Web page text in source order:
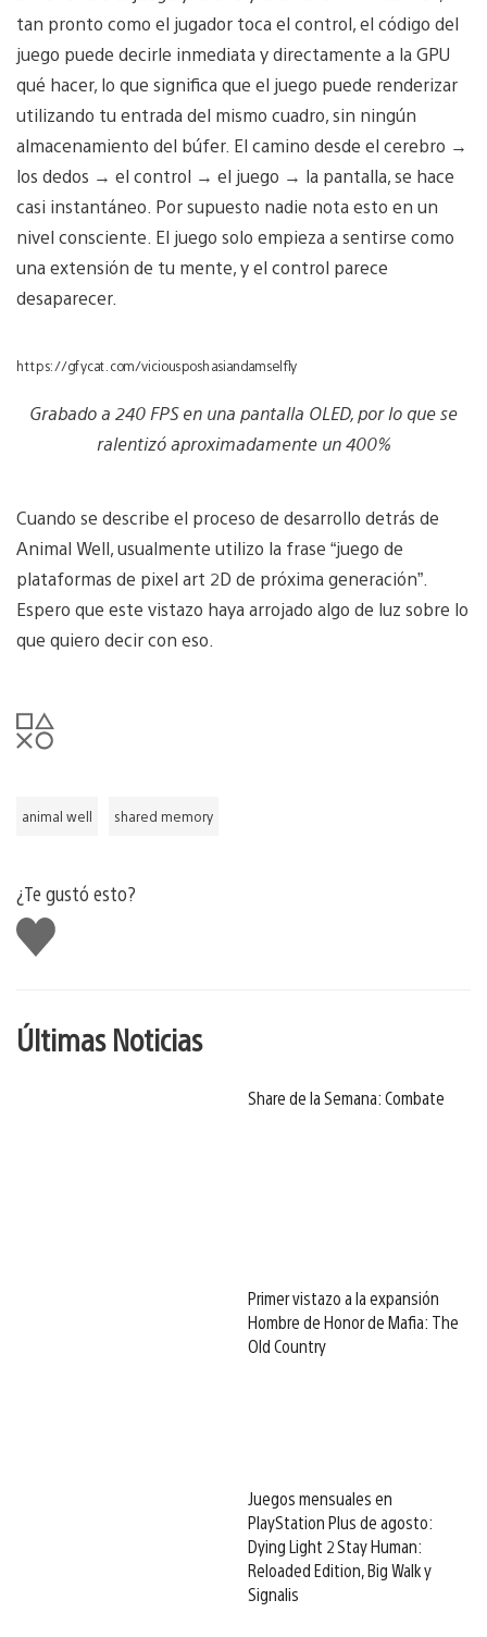
tan pronto como el jugador toca el control, el código del
juego puede decirle inmediata y directamente a la GPU
qué hacer, lo que significa que el juego puede renderizar
utilizando tu entrada del mismo cuadro, sin ningún
almacenamiento del búfer. El camino desde el cerebro →
los dedos → el control → el juego → la pantalla, se hace
casi instantáneo. Por supuesto nadie nota esto en un
nivel consciente. El juego solo empieza a sentirse como
una extensión de tu mente, y el control parece
desaparecer.
https://gfycat.com/viciousposhasiandamselfly
Grabado a 240 FPS en una pantalla OLED, por lo que se
ralentizó aproximadamente un 400%
Cuando se describe el proceso de desarrollo detrás de
Animal Well, usualmente utilizo la frase “juego de
plataformas de pixel art 2D de próxima generación”.
Espero que este vistazo haya arrojado algo de luz sobre lo
que quiero decir con eso.
animal well shared memory
¿Te gustó esto?
Me
gusta
Últimas Noticias
Share de la Semana: Combate
Primer vistazo a la expansión
Hombre de Honor de Mafia: The
Old Country
Juegos mensuales en
PlayStation Plus de agosto:
Dying Light 2 Stay Human:
Reloaded Edition, Big Walk y
Signalis